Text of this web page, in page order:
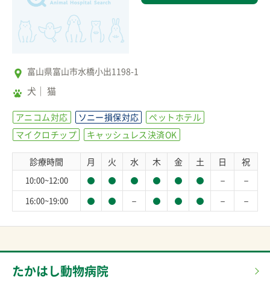
富山県富山市水橋小出1198-1
犬 猫
アニコム対応 ソニー損保対応
ペットホテル
マイクロチップ
キャッシュレス決済OK
診療時間 月 火 水 木 金 土 日 祝
10:00~12:00 － －
16:00~19:00 － － －
たかはし動物病院